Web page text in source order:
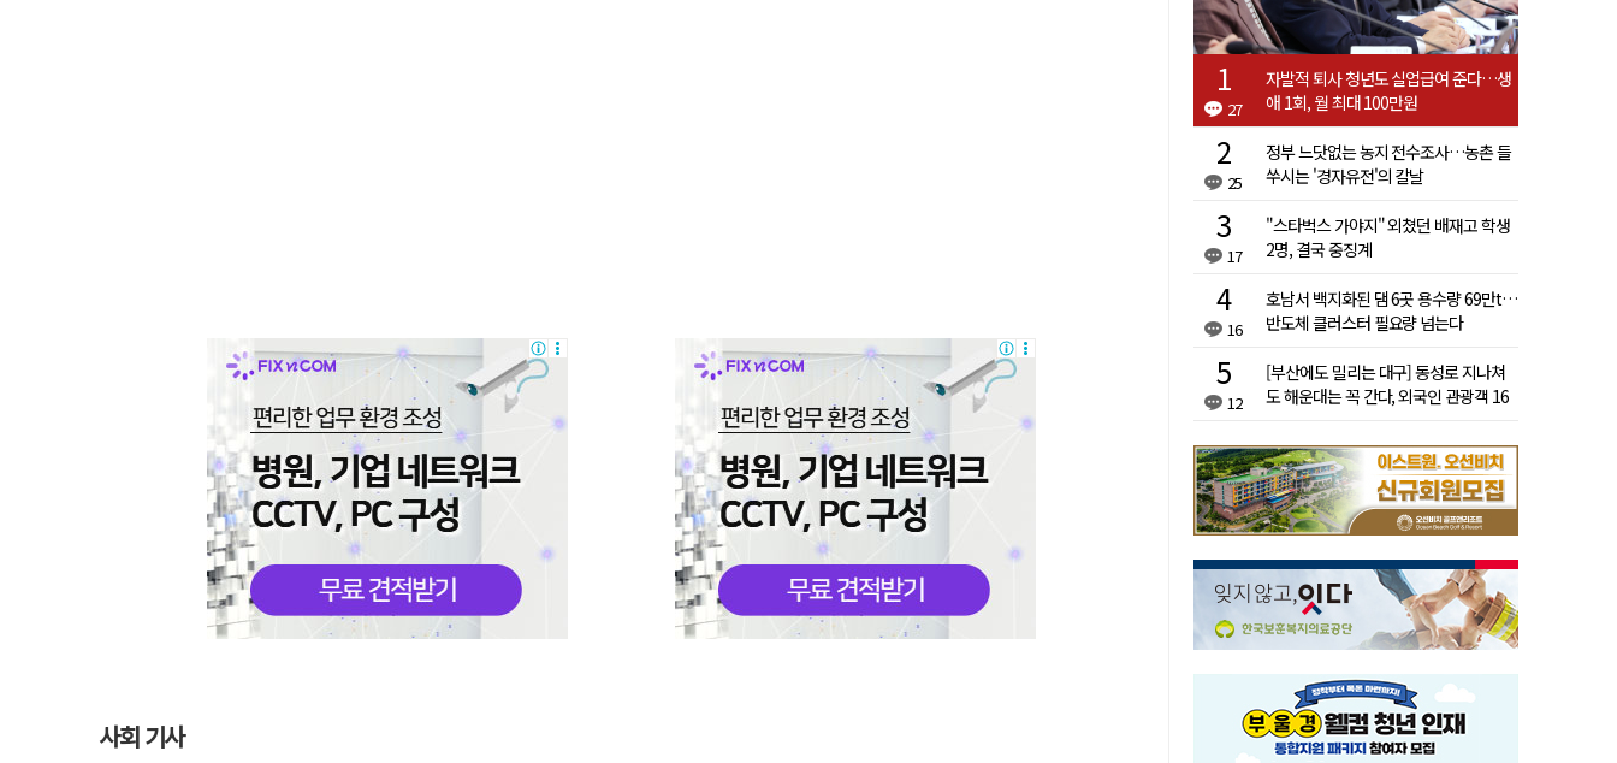
사회 기사
27
자발적 퇴사 청년도 실업급여 준다…생
애 1회, 월 최대 100만원
25
정부 느닷없는 농지 전수조사…농촌 들
쑤시는 '경자유전'의 칼날
17
"스타벅스 가야지" 외쳤던 배재고 학생
2명, 결국 중징계
16
호남서 백지화된 댐 6곳 용수량 69만t…
반도체 클러스터 필요량 넘는다
12
[부산에도 밀리는 대구] 동성로 지나쳐
도 해운대는 꼭 간다, 외국인 관광객 16